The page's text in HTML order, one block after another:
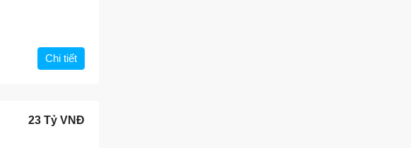
Chi tiết
23 Tỷ VNĐ